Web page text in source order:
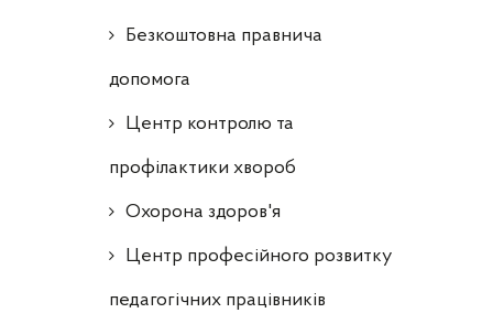
Безкоштовна правнича
допомога
Центр контролю та
профілактики хвороб
Охорона здоров'я
Центр професійного розвитку
педагогічних працівників